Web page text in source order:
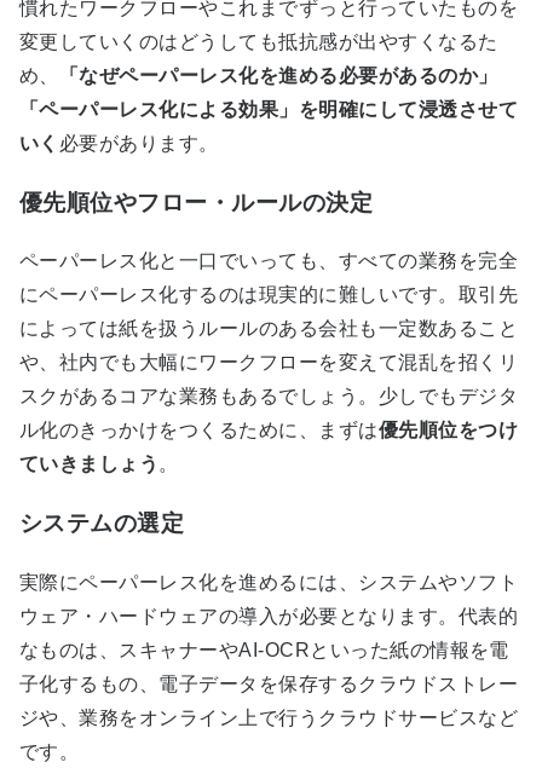
慣れたワークフローやこれまでずっと行っていたものを
変更していくのはどうしても抵抗感が出やすくなるた
め、
「なぜペーパーレス化を進める必要があるのか」
「ペーパーレス化による効果」を明確にして浸透させて
いく 必要があります。
優先順位やフロー・ルールの決定
ペーパーレス化と一口でいっても、すべての業務を完全
にペーパーレス化するのは現実的に難しいです。取引先
によっては紙を扱うルールのある会社も一定数あること
や、社内でも大幅にワークフローを変えて混乱を招くリ
スクがあるコアな業務もあるでしょう。少しでもデジタ
ル化のきっかけをつくるために、まずは優先順位をつけ
ていきましょう 。
システムの選定
実際にペーパーレス化を進めるには、システムやソフト
ウェア・ハードウェアの導入が必要となります。代表的
なものは、スキャナーやAI-OCRといった紙の情報を電
子化するもの、電子データを保存するクラウドストレー
ジや、業務をオンライン上で行うクラウドサービスなど
です。